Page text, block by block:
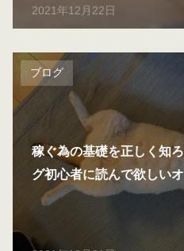
2021年12月22日
ブログ
稼ぐ為の基礎を正しく知
グ初心者に読んで欲しい